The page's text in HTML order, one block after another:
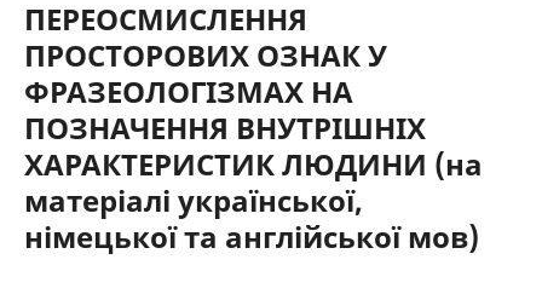
ПЕРЕОСМИСЛЕННЯ
ПРОСТОРОВИХ ОЗНАК У
ФРАЗЕОЛОГІЗМАХ НА
ПОЗНАЧЕННЯ ВНУТРІШНІХ
ХАРАКТЕРИСТИК ЛЮДИНИ (на
матеріалі української,
німецької та англійської мов)